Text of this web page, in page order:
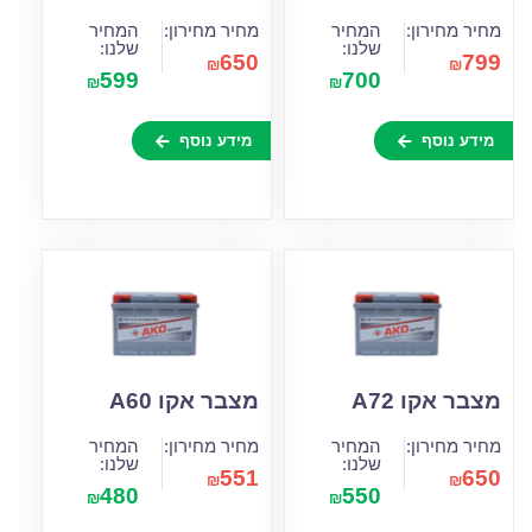
מחיר מחירון:
₪799
המחיר
שלנו:
₪700
מידע נוסף
מחיר מחירון:
₪650
המחיר
שלנו:
₪599
מידע נוסף
מצבר אקו A72
מחיר מחירון:
₪650
המחיר
שלנו:
₪550
מצבר אקו A60
מחיר מחירון:
₪551
המחיר
שלנו:
₪480